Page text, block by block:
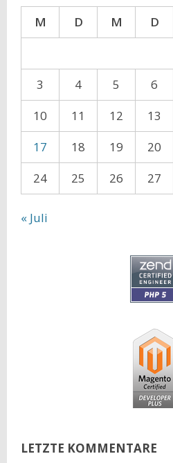
M D M D
3
4 5 6
10
11 12 13
17
18 19 20
24
25 26 27
« Juli
LETZTE KOMMENTARE